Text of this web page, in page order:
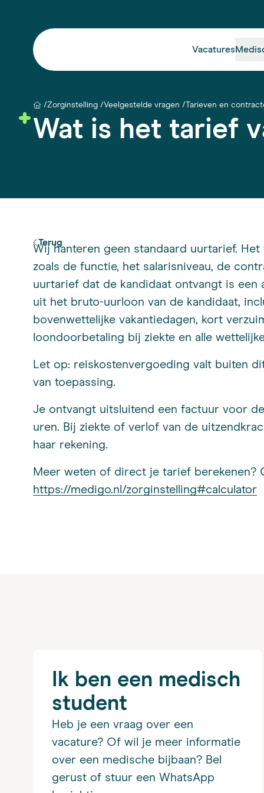
Vacatures
Zorginstelling Veelgestelde vragen Tarieven en
Wat is het tarief
Terug
Wij hanteren geen standaard uurtarief.
zoals de functie, het salarisniveau, de
uurtarief dat de kandidaat ontvangt is
uit het bruto-uurloon van de kandidaat,
bovenwettelijke vakantiedagen, kort
loondoorbetaling bij ziekte en alle
Let op: reiskostenvergoeding valt buiten
van toepassing.
Je ontvangt uitsluitend een factuur voor
uren. Bij ziekte of verlof van de
haar rekening.
Meer weten of direct je tarief berekenen?
https://medigo.nl/zorginstelling#calculator
Ik ben een medisch
student
Heb je een vraag over een
vacature? Of wil je meer informatie
over een medische bijbaan? Bel
gerust of stuur een WhatsApp